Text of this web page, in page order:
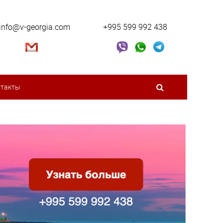
georgia.com +995 599 992 438